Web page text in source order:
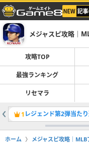
メジャスピ攻略｜
攻略TOP
最強ランキング
リセマラ
1 レジェンド第2弾当た
ホーム メジャスピ攻略｜MLB